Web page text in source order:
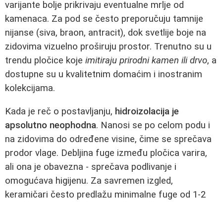
varijante bolje prikrivaju eventualne mrlje od
kamenaca. Za pod se često preporučuju tamnije
nijanse (siva, braon, antracit), dok svetlije boje na
zidovima vizuelno proširuju prostor. Trenutno su u
trendu pločice koje imitiraju prirodni kamen ili drvo, a
dostupne su u kvalitetnim domaćim i inostranim
kolekcijama.
Kada je reč o postavljanju, hidroizolacija je
apsolutno neophodna. Nanosi se po celom podu i
na zidovima do određene visine, čime se sprečava
prodor vlage. Debljina fuge između pločica varira,
ali ona je obavezna - sprečava podlivanje i
omogućava higijenu. Za savremen izgled,
keramičari često predlažu minimalne fuge od 1-2